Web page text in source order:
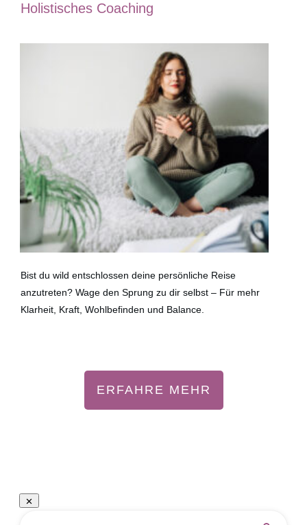
Holistisches Coaching
Bist du wild entschlossen deine persönliche Reise
anzutreten? Wage den Sprung zu dir selbst – Für mehr
Klarheit, Kraft, Wohlbefinden und Balance.
ERFAHRE MEHR